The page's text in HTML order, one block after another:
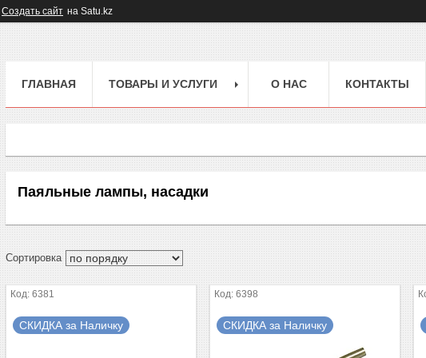
Создать сайт на Satu.kz
ГЛАВНАЯ ТОВАРЫ И УСЛУГИ О НАС КОНТАКТЫ
Паяльные лампы, насадки
6381
СКИДКА за Наличку
6398
СКИДКА за Наличку